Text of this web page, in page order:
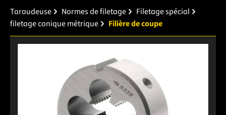
Taraudeuse Normes de filetage
Filetage spécial
filetage conique métrique
Filière de coupe